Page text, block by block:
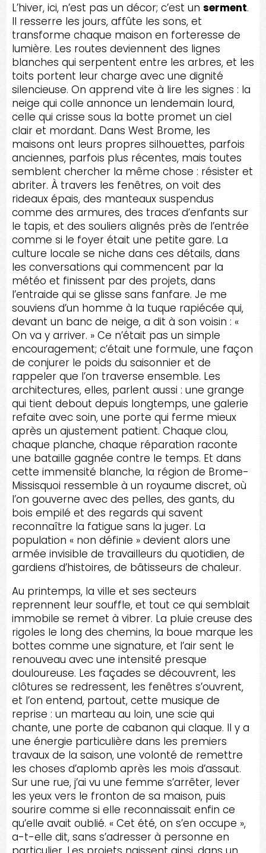
L’hiver, ici, n’est pas un décor; c’est un serment.
Il resserre les jours, affûte les sons, et
transforme chaque maison en forteresse de
lumière. Les routes deviennent des lignes
blanches qui serpentent entre les arbres, et les
toits portent leur charge avec une dignité
silencieuse. On apprend vite à lire les signes : la
neige qui colle annonce un lendemain lourd,
celle qui crisse sous la botte promet un ciel
clair et mordant. Dans West Brome, les
maisons ont leurs propres silhouettes, parfois
anciennes, parfois plus récentes, mais toutes
semblent chercher la même chose : résister et
abriter. À travers les fenêtres, on voit des
rideaux épais, des manteaux suspendus
comme des armures, des traces d’enfants sur
le tapis, et des souliers alignés près de l’entrée
comme si le foyer était une petite gare. La
culture locale se niche dans ces détails, dans
les conversations qui commencent par la
météo et finissent par des projets, dans
l’entraide qui se glisse sans fanfare. Je me
souviens d’un homme à la tuque rapiécée qui,
devant un banc de neige, a dit à son voisin : «
On va y arriver. » Ce n’était pas un simple
encouragement; c’était une formule, une façon
de conjurer le poids du saisonnier et de
rappeler que l’on traverse ensemble. Les
architectures, elles, parlent aussi : une grange
qui tient debout depuis longtemps, une galerie
refaite avec soin, une porte qui ferme mieux
après un ajustement patient. Chaque clou,
chaque planche, chaque réparation raconte
une bataille gagnée contre le temps. Et dans
cette immensité blanche, la région de Brome-
Missisquoi ressemble à un royaume discret, où
l’on gouverne avec des pelles, des gants, du
bois empilé et des regards qui savent
reconnaître la fatigue sans la juger. La
population « non définie » devient alors une
armée invisible de travailleurs du quotidien, de
gardiens d’histoires, de bâtisseurs de chaleur.
Au printemps, la ville et ses secteurs
reprennent leur souffle, et tout ce qui semblait
immobile se remet à vibrer. La pluie creuse des
rigoles le long des chemins, la boue marque les
bottes comme une signature, et l’air sent le
renouveau avec une intensité presque
douloureuse. Les façades se découvrent, les
clôtures se redressent, les fenêtres s’ouvrent,
et l’on entend, partout, cette musique de
reprise : un marteau au loin, une scie qui
chante, une porte de cabanon qui claque. Il y a
une énergie particulière dans les premiers
travaux de la saison, une volonté de remettre
les choses d’aplomb après les mois d’assaut.
Sur une rue, j’ai vu une femme s’arrêter, lever
les yeux vers le fronton de sa maison, puis
sourire comme si elle reconnaissait enfin ce
qu’elle avait oublié. « Cet été, on s’en occupe »,
a-t-elle dit, sans s’adresser à personne en